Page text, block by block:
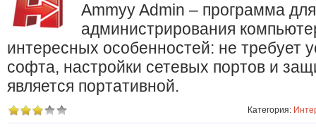
Ammyy Admin – программа
администрирования
интересных особенностей: не требует
софта, настройки сетевых портов и
является портативной.
Категория: